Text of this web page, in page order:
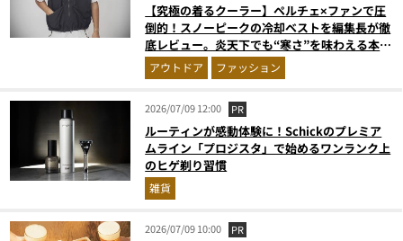
【究極の着るクーラー】ペルチェ×ファンで圧
倒的！スノーピークの冷却ベストを編集長が徹
底レビュー。炎天下でも“寒さ”を味わえる本気
のギア『コレ買いです』Vol.172
アウトドア ファッション
2026/07/09 12:00 PR
ルーティンが感動体験に！Schickのプレミア
ムライン「プロジスタ」で始めるワンランク上
のヒゲ剃り習慣
雑貨
2026/07/09 10:00 PR